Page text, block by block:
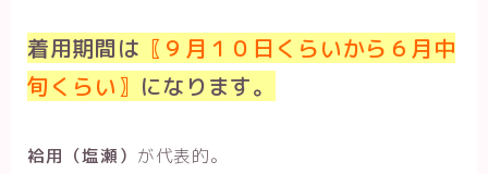
着用期間は 〖９月１０日くらいから６月中
旬くらい〗 になります。
袷用（塩瀬） が代表的。